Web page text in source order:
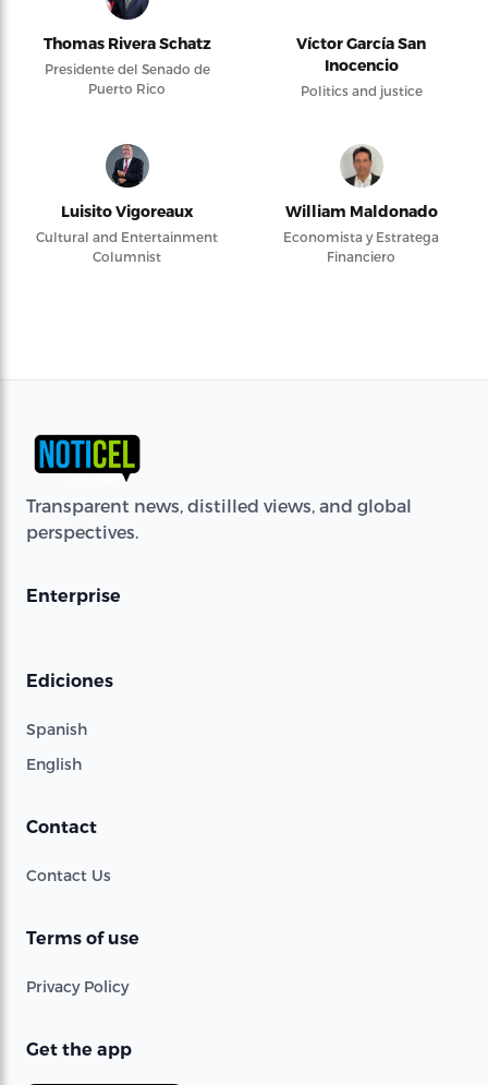
Thomas Rivera Schatz
Presidente del Senado de
Puerto Rico
Víctor García San
Inocencio
Politics and justice
Luisito Vigoreaux
Cultural and Entertainment
Columnist
William Maldonado
Economista y Estratega
Financiero
Transparent news, distilled views, and global
perspectives.
Enterprise
Ediciones
Spanish
English
Contact
Contact Us
Terms of use
Privacy Policy
Get the app